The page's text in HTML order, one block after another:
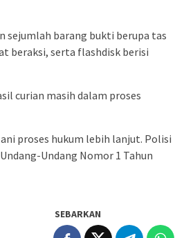
sejumlah barang bukti berupa tas
beraksi, serta flashdisk berisi
curian masih dalam proses
proses hukum lebih lanjut. Polisi
Undang Nomor 1 Tahun
SEBARKAN